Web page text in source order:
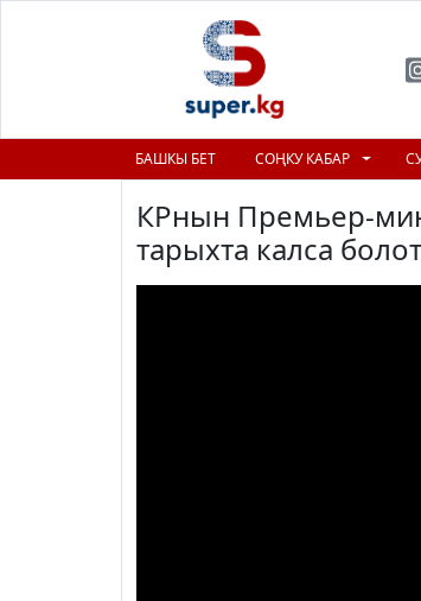
БАШКЫ БЕТ СОҢКУ КАБАР
КРнын Премьер-
тарыхта калса